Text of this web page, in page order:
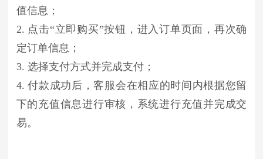
值信息；
2. 点击“立即购买”按钮，进入订单页面，再次确
定订单信息；
3. 选择支付方式并完成支付；
4. 付款成功后，客服会在相应的时间内根据您留
下的充值信息进行审核，系统进行充值并完成交
易。